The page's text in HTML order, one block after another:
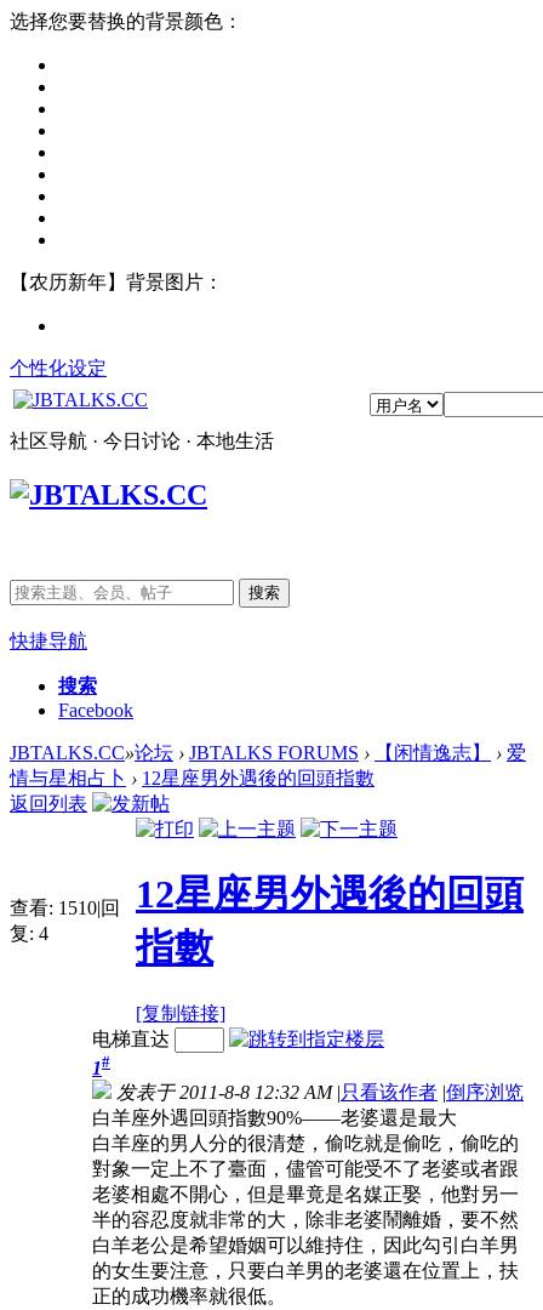
选择您要替换的背景颜色：
【农历新年】背景图片：
个性化设定
社区导航 · 今日讨论 · 本地生活
搜索
快捷导航
搜索
Facebook
JBTALKS.CC»论坛 › JBTALKS FORUMS › 【闲情逸志】 › 爱
情与星相占卜 › 12星座男外遇後的回頭指數
返回列表
查看: 1510|回
复: 4
12星座男外遇後的回頭
指數
[复制链接]
电梯直达
1#
发表于 2011-8-8 12:32 AM |只看该作者 |倒序浏览
白羊座外遇回頭指數90%——老婆還是最大
白羊座的男人分的很清楚，偷吃就是偷吃，偷吃的
對象一定上不了臺面，儘管可能受不了老婆或者跟
老婆相處不開心，但是畢竟是名媒正娶，他對另一
半的容忍度就非常的大，除非老婆鬧離婚，要不然
白羊老公是希望婚姻可以維持住，因此勾引白羊男
的女生要注意，只要白羊男的老婆還在位置上，扶
正的成功機率就很低。